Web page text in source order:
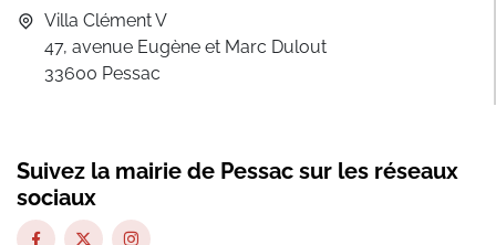
Villa Clément V
47, avenue Eugène et Marc Dulout
33600 Pessac
Suivez la mairie de Pessac sur les réseaux
sociaux